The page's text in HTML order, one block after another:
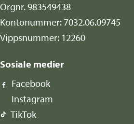
Orgnr. 983549438
Kontonummer: 7032.06.09745
Vippsnummer: 12260
Sosiale medier
Facebook
Instagram
TikTok